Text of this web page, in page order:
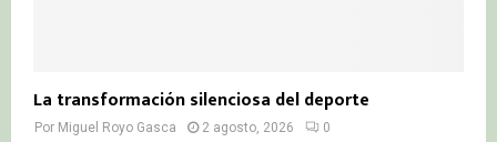
La transformación silenciosa del deporte
Por Miguel Royo Gasca 2 agosto, 2026 0